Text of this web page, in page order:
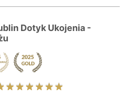
Dotyk Ukojenia -